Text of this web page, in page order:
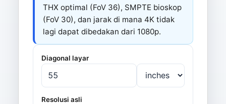
THX optimal (FoV 36), SMPTE bioskop
(FoV 30), dan jarak di mana 4K tidak
lagi dapat dibedakan dari 1080p.
Diagonal layar
Resolusi asli